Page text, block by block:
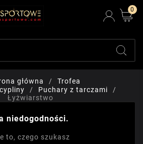
0
główna
Trofea
Puchary z tarczami
Łyżwiarstwo
niedogodności.
to, czego szukasz